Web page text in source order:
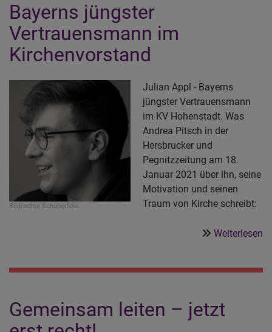
Bayerns jüngster
Vertrauensmann im
Kirchenvorstand
Bildrechte Schoberfoto
Julian Appl - Bayerns
jüngster Vertrauensmann
im KV Hohenstadt. Was
Andrea Pitsch in der
Hersbrucker und
Pegnitzzeitung am 18.
Januar 2021 über ihn, seine
Motivation und seinen
Traum von Kirche schreibt:
Weiterlesen
Gemeinsam leiten – jetzt